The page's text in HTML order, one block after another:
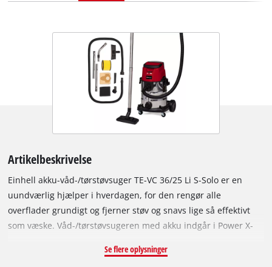
Artikelbeskrivelse
Einhell akku-våd-/tørstøvsuger TE-VC 36/25 Li S-Solo er en
uundværlig hjælper i hverdagen, for den rengør alle
overflader grundigt og fjerner støv og snavs lige så effektivt
som væske. Våd-/tørstøvsugeren med akku indgår i Power X-
anvendelsesmuligheder uafhængigt af stikkontakter og er
Se flere oplysninger